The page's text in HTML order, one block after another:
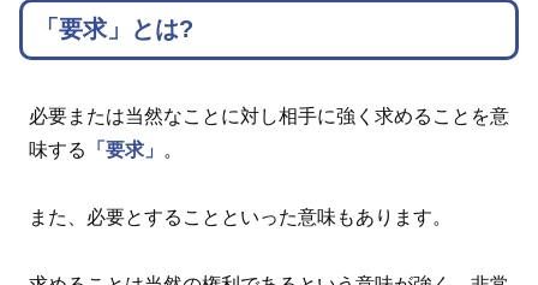
「要求」とは?
必要または当然なことに対し相手に強く求めることを意
味する
「要求」 。
また、必要とすることといった意味もあります。